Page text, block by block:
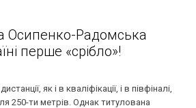
Осипенко-Радомська
перше «срібло»!
як і в кваліфікації, і в півфіналі,
250-ти метрів. Однак титулована